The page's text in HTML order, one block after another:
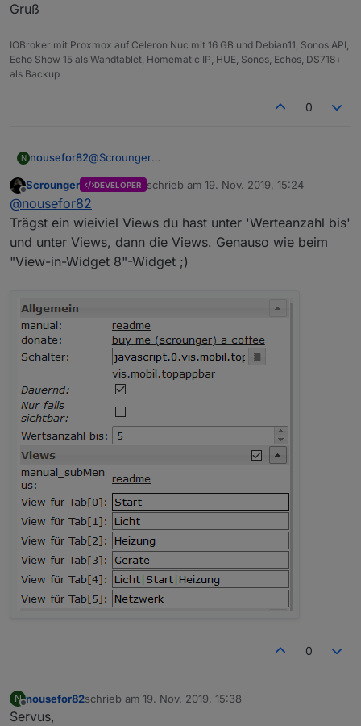
Gruß
IOBroker mit Proxmox auf Celeron Nuc mit 16 GB und Debian11, Sonos API,
Echo Show 15 als Wandtablet, Homematic IP, HUE, Sonos, Echos, DS718+
als Backup
0
N nousefor82@Scrounger
Und wie genau? Sorry, für die depperte Frage!
Scrounger DEVELOPER schrieb am 19. Nov. 2019, 15:24
zuletzt editiert von
@nousefor82
Trägst ein wieiviel Views du hast unter 'Werteanzahl bis'
und unter Views, dann die Views. Genauso wie beim
"View-in-Widget 8"-Widget ;)
0
N nousefor82schrieb am 19. Nov. 2019, 15:38
zuletzt editiert von
Servus,